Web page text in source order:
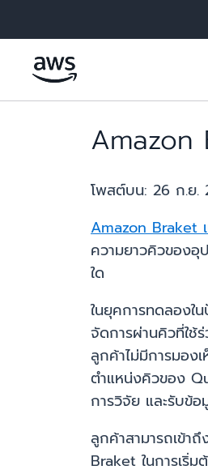
Amazon
โพสต์บน: 26 ก.ย.
Amazon Braket
ความยาวคิวของอุ
ใด
ในยุคการทดลองใ
จัดการผ่านคิวที่ใช้
ลูกค้าไม่มีการมอง
ตำแหน่งคิวของ
การวิจัย และรับข้อ
ลูกค้าสามารถเข้า
Braket ในการเริ่